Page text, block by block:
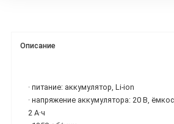
Описание
· питание: аккумулятор, Li-ion
· напряжение аккумулятора: 20 В,
2 А·ч